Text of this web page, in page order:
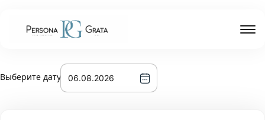
Выберите дату